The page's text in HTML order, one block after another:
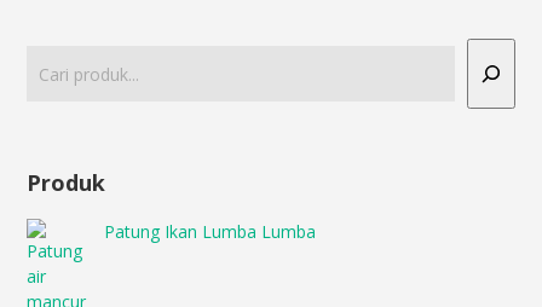
Produk
Patung Ikan Lumba Lumba